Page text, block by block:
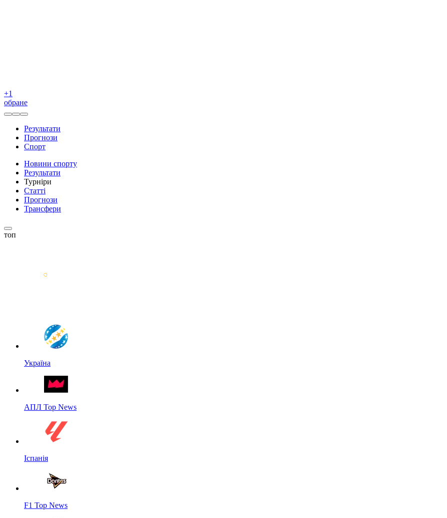
+1
обране
Результати
Прогнози
Спорт
Новини спорту
Результати
Турніри
Статті
Прогнози
Трансфери
топ
Україна
АПЛ Top News
Іспанія
F1 Top News